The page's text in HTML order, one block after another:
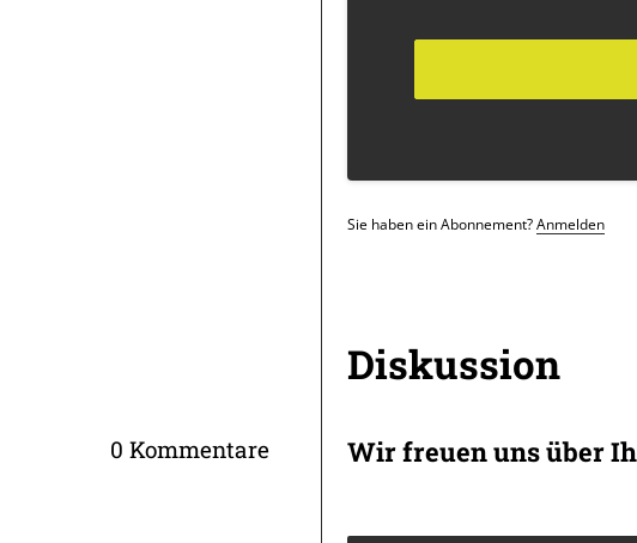
Sie haben ein Abonnement?Anmelden
Infos
Diskussion
0 Kommentare Wir freuen uns über